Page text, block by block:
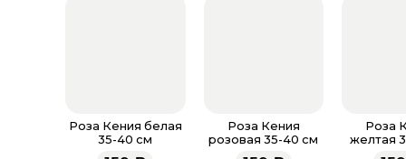
Роза Кения белая
35-40 см
Роза Кения
розовая 35-40 см
Роза
желтая